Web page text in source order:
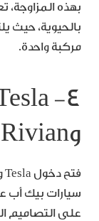
بهذه
بالحيوية، حيث
مركبة واحدة.
وRivian
على التصاميم